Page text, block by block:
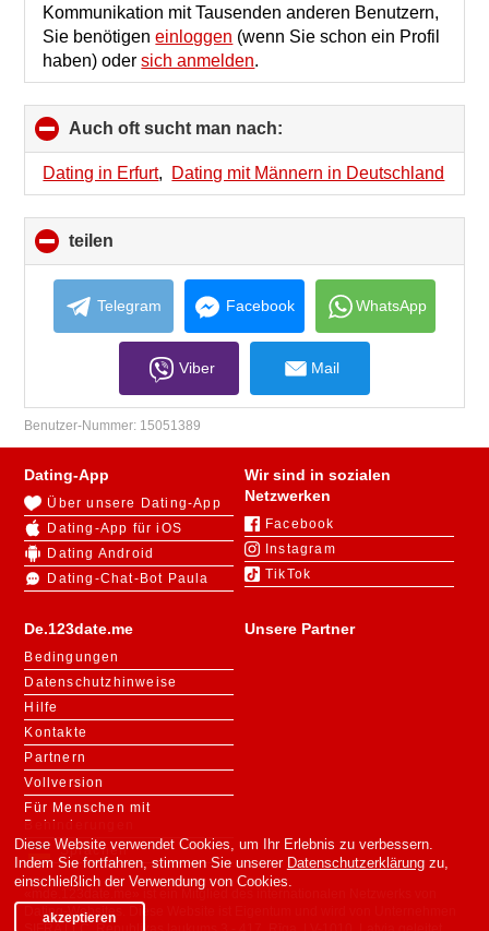
Kommunikation mit Tausenden anderen Benutzern,
Sie benötigeneinloggen (wenn Sie schon ein Profil
haben) odersich anmelden.
Auch oft sucht man nach:
to
collapse
contents
Dating in Erfurt, Dating mit Männern in Deutschland
teilen
to
collapse
contents
Telegram Facebook WhatsApp
Viber Mail
Benutzer-Nummer: 15051389
De.123date.me
Bedingungen
Datenschutzhinweise
Hilfe
Kontakte
Partnern
Vollversion
Für Menschen mit
Behinderungen
Sprachen
Dating-App
Über unsere Dating-App
Dating-App für iOS
Dating Android
Dating-Chat-Bot Paula
Wir sind in sozialen
Netzwerken
Facebook
Instagram
TikTok
Unsere Partner
«mde.123date.me» ist ein Mitglied des internationalen Netzwerks von
Dating-Websites. Diese Website ist Eigentum und wird von Unternehmen
Diese Website verwendet Cookies, um Ihr Erlebnis zu verbessern.
Indem Sie fortfahren, stimmen Sie unserer Datenschutzerklärungzu,
einschließlich der Verwendung von Cookies.
akzeptieren